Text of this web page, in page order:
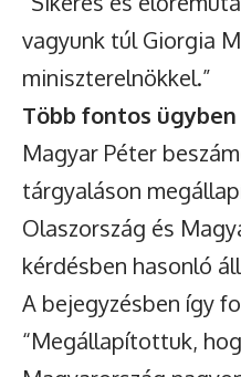
vagyunk túl Giorgia
miniszterelnökkel.”
Több fontos
Magyar Péter
tárgyaláson
Olaszország és
kérdésben hasonló
A bejegyzésben így
“Megállapítottuk,